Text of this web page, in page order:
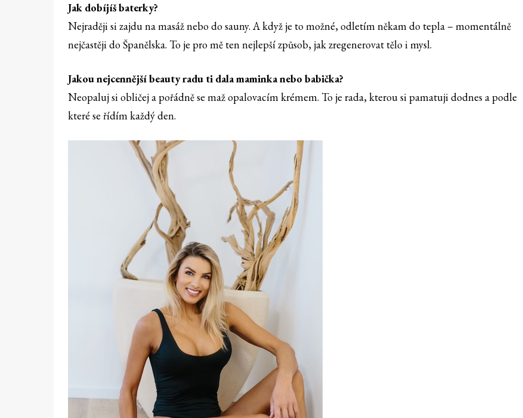
Jak dobíjíš baterky?
Nejraději si zajdu na masáž nebo do sauny. A když je to možné, odletím někam do tepla – momentálně
nejčastěji do Španělska. To je pro mě ten nejlepší způsob, jak zregenerovat tělo i mysl.
Jakou nejcennější beauty radu ti dala maminka nebo babička?
Neopaluj si obličej a pořádně se maž opalovacím krémem. To je rada, kterou si pamatuji dodnes a podle
které se řídím každý den.